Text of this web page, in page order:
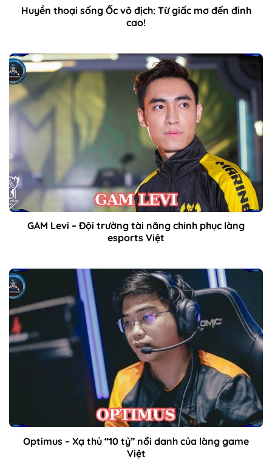
Huyền thoại sống Ốc vô địch: Từ giấc mơ đến đỉnh
cao!
GAM Levi – Đội trưởng tài năng chinh phục làng
esports Việt
Optimus – Xạ thủ “10 tỷ” nổi danh của làng game
Việt